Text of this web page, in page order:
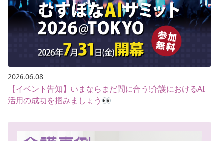
2026.06.08
【イベント告知】いまならまだ間に合う!介護におけるAI
活用の成功を掴みましょう👀